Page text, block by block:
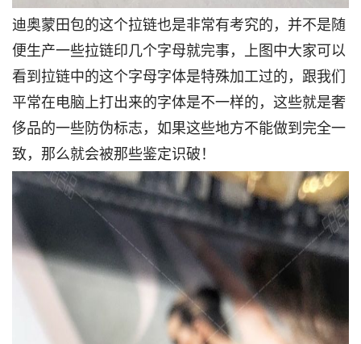
迪奥蒙田包的这个拉链也是非常有考究的，并不是随
便生产一些拉链印几个字母就完事，上图中大家可以
看到拉链中的这个字母字体是特殊加工过的，跟我们
平常在电脑上打出来的字体是不一样的，这些就是奢
侈品的一些防伪标志，如果这些地方不能做到完全一
致，那么就会被那些鉴定识破！